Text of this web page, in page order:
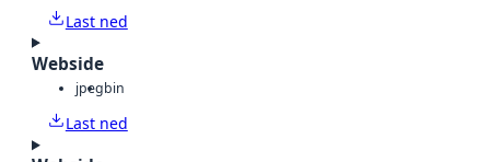
Last ned
Webside
jpegbin
Last ned